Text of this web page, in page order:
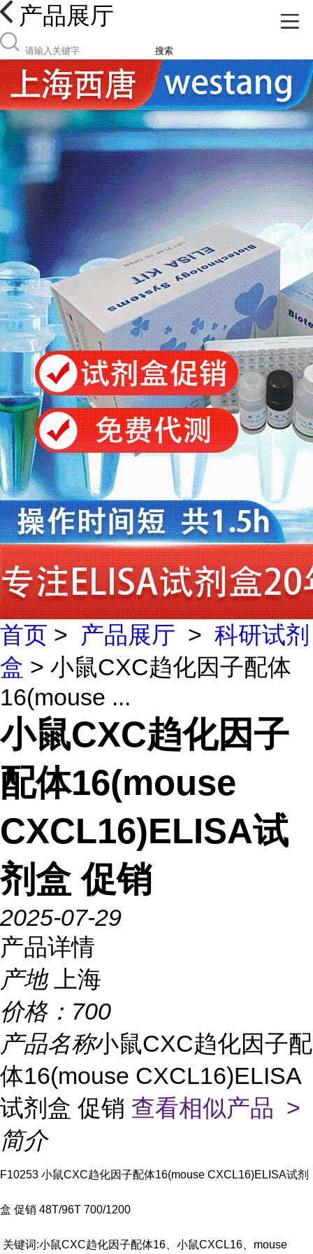
产品展厅
搜索
首页 > 产品展厅 > 科研试剂
盒 > 小鼠CXC趋化因子配体
16(mouse ...
小鼠CXC趋化因子
配体16(mouse
CXCL16)ELISA试
剂盒 促销
2025-07-29
产品详情
产地
上海
价格： 700
产品名称小鼠CXC趋化因子配
体16(mouse CXCL16)ELISA
试剂盒 促销 查看相似产品 >
简介
F10253 小鼠CXC趋化因子配体16(mouse CXCL16)ELISA试剂
盒 促销 48T/96T 700/1200
关键词:小鼠CXC趋化因子配体16、小鼠CXCL16、mouse